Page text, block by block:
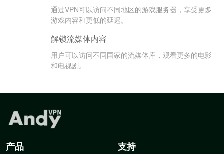
通过VPN可以访问不同地区的游戏服务器，享受更多
游戏内容和更低的延迟。
解锁流媒体内容
用户可以访问不同国家的流媒体库，观看更多的电影
和电视剧。
产品 支持